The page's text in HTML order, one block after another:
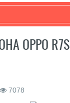
ОРРО R7S
7078